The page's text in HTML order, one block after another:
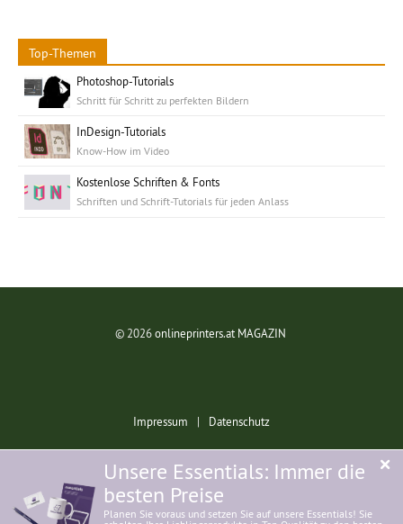
Top-Themen
Photoshop-Tutorials
Schritt für Schritt zu perfekten Bildern
InDesign-Tutorials
Know-How im Video
Kostenlose Schriften & Fonts
Schriften und Schrift-Tutorials für jeden Anlass
© 2026onlineprinters.at MAGAZIN
Impressum | Datenschutz
Unsere Essentials: Immer die
besten Preise
Planen Sie voraus und setzen Sie auf unsere Essentials! Sie